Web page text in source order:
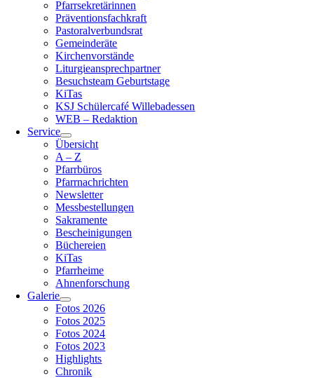
Pfarrsekretärinnen
Präventionsfachkraft
Pastoralverbundsrat
Gemeinderäte
Kirchenvorstände
Liturgieansprechpartner
Besuchsteam Geburtstage
KiTas
KSJ Schülercafé Willebadessen
WEB – Redaktion
Service
Übersicht
A – Z
Pfarrbüros
Pfarrnachrichten
Newsletter
Messbestellungen
Sakramente
Bescheinigungen
Büchereien
KiTas
Pfarrheime
Ahnenforschung
Galerie
Fotos 2026
Fotos 2025
Fotos 2024
Fotos 2023
Highlights
Chronik